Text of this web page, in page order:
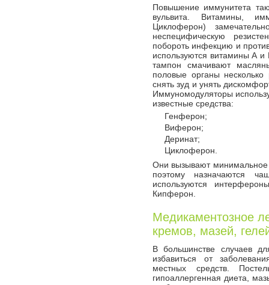
Повышение иммунитета
вульвита. Витамины,
Циклоферон)
неспецифическую
побороть инфекцию и
используются витамины А и
тампон смачивают
половые органы
снять зуд и унять
Иммуномодуляторы
известные средства:
Генферон;
Виферон;
Деринат;
Циклоферон.
Они вызывают минимальное
поэтому назначаются
используются
Кипферон.
Медикаментозное
кремов, мазей,
В большинстве случаев
избавиться от
местных средств.
гипоаллергенная диета,